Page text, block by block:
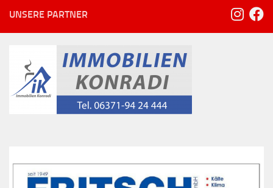
UNSERE PARTNER